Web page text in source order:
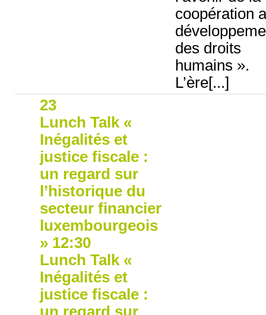
coopération
des droits
humains ».
L’ère[...]
23
Lunch Talk «
Inégalités et
justice fiscale :
un regard sur
l’historique du
secteur financier
luxembourgeois
» 12:30
Lunch Talk «
Inégalités et
justice fiscale :
un regard sur